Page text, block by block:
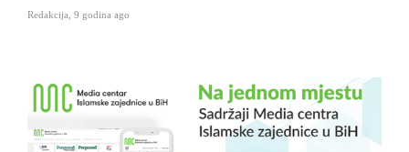
Redakcija 9 godina ago